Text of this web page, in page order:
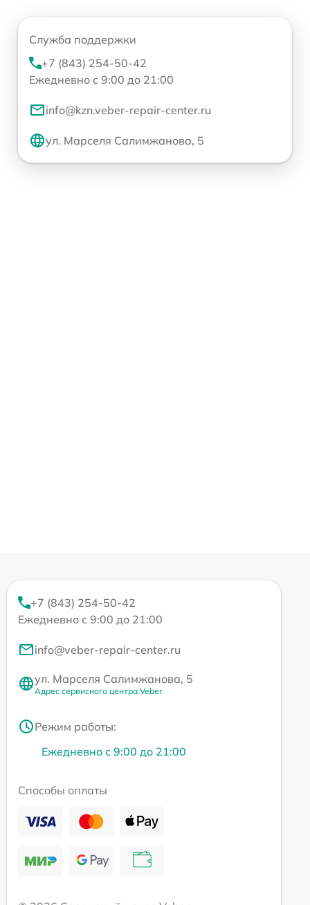
Служба поддержки
+7 (843) 254-50-42
Ежедневно с 9:00 до 21:00
info@kzn.veber-repair-center.ru
ул. Марселя Салимжанова, 5
+7 (843) 254-50-42
Ежедневно с 9:00 до 21:00
info@veber-repair-center.ru
ул. Марселя Салимжанова, 5
Адрес сервисного центра Veber
Режим работы:
Ежедневно с 9:00 до 21:00
Способы оплаты